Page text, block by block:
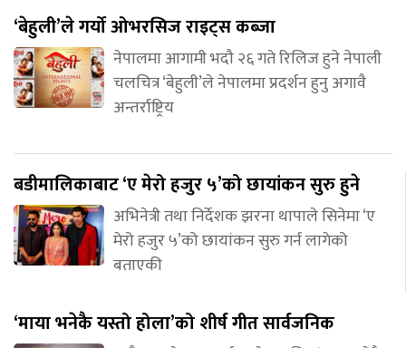
‘बेहुली’ले गर्यो ओभरसिज राइट्स कब्जा
नेपालमा आगामी भदौ २६ गते रिलिज हुने नेपाली
चलचित्र ‘बेहुली’ले नेपालमा प्रदर्शन हुनु अगावै
अन्तर्राष्ट्रिय
बडीमालिकाबाट ‘ए मेरो हजुर ५’को छायांकन सुरु हुने
अभिनेत्री तथा निर्देशक झरना थापाले सिनेमा ‘ए
मेरो हजुर ५’को छायांकन सुरु गर्न लागेको
बताएकी
‘माया भनेकै यस्तो होला’को शीर्ष गीत सार्वजनिक